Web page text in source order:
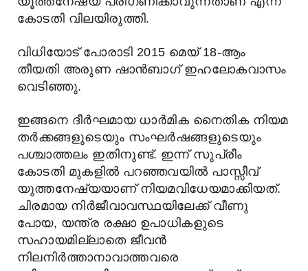
കോടതി വിലയിരുത്തി.
വിധിയോട് പോരാടി 2015 മെയ് 18-ആം
തീയതി അരുണ ഷാൻബാഗ് ഇഹലോകവാസം
വെടിഞ്ഞു.
ഇങ്ങനെ ദീർഘമായ ധാർമിക നൈതിക നിയമ
തർക്കങ്ങളുടെയും സംഘർഷങ്ങളുടെയും
പശ്ചാത്തലം ഇതിനുണ്ട്. ഇന്ന് സുപ്രീം
കോടതി മുകളിൽ പറഞ്ഞവയിൽ പാസ്സീവ്
യുത്തനേഷ്യയാണ് നിയമവിധേയമാക്കിയത്.
ചിരമായ നിർജീവാവസ്ഥയിലേക്ക് വീണു
പോയ, യന്ത്ര രക്ഷാ ഉപാധികളുടെ
സഹായമില്ലാതെ ജീവൻ
നിലനിർത്താനാവാത്തവരെ